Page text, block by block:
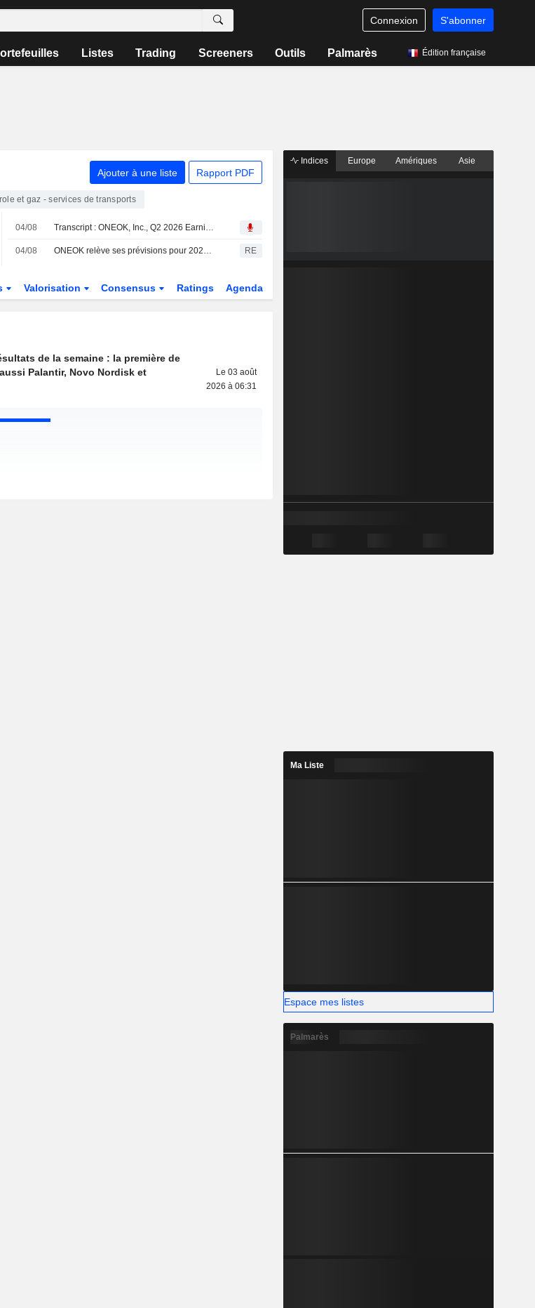
Connexion S'abonner
Listes Trading Screeners Outils Palmarès Édition française
Ajouter à une liste Rapport PDF
et gaz - services de transports
04/08 Transcript : ONEOK, Inc., Q2 2026 Earnings Call, Aug 04, 2026
04/08 ONEOK relève ses prévisions pour 2026, porté par la hausse des volumes de liquides de gaz naturel RE
Valorisation Consensus Ratings Agenda
de la semaine : la première de
Palantir, Novo Nordisk et
Le 03 août
2026 à 06:31
Indices Europe Amériques Asie
Ma Liste
Espace mes listes
Palmarès